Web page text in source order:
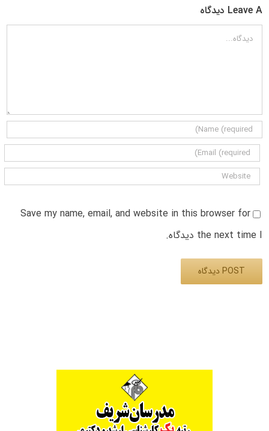
Leave A دیدگاه
دیدگاه
Save my name, email, and website in this browser for
the next time I دیدگاه.